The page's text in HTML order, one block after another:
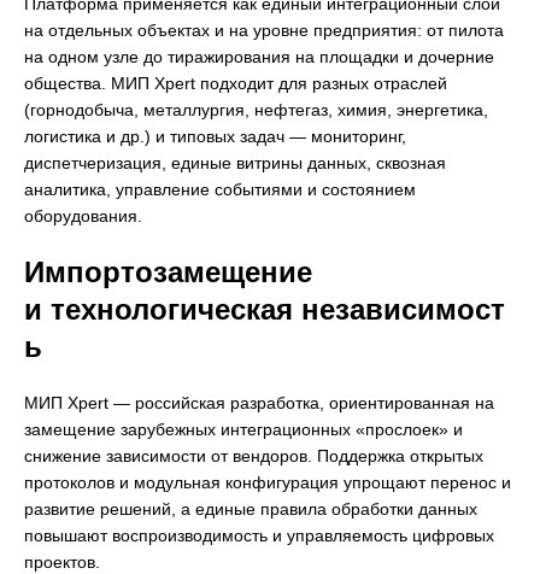
на отдельных объектах и на уровне предприятия: от пилота
на одном узле до тиражирования на площадки и дочерние
общества. МИП Xpert подходит для разных отраслей
(горнодобыча, металлургия, нефтегаз, химия, энергетика,
логистика и др.) и типовых задач — мониторинг,
диспетчеризация, единые витрины данных, сквозная
аналитика, управление событиями и состоянием
оборудования.
Импортозамещение
и технологическая независимост
ь
МИП Xpert — российская разработка, ориентированная на
замещение зарубежных интеграционных «прослоек» и
снижение зависимости от вендоров. Поддержка открытых
протоколов и модульная конфигурация упрощают перенос и
развитие решений, а единые правила обработки данных
повышают воспроизводимость и управляемость цифровых
проектов.